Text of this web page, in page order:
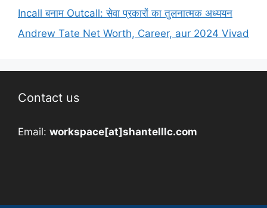
Incall बनाम Outcall: सेवा प्रकारों का तुलनात्मक अध्ययन
Andrew Tate Net Worth, Career, aur 2024 Vivad
Contact us
Email: workspace[at]shantelllc.com